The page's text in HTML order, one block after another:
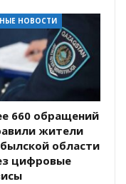
НОВОСТИ
660 обращений
жители
области
цифровые